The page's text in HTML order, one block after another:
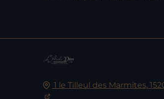
1 le Tilleul des Marmites,